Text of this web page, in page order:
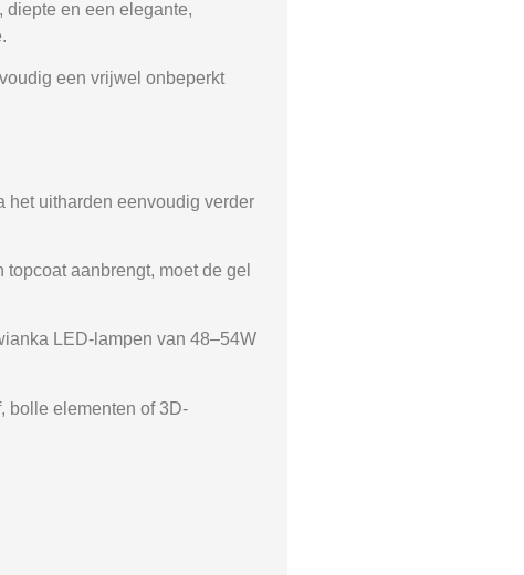
diepte en een elegante,
een vrijwel onbeperkt
het uitharden eenvoudig verder
aanbrengt, moet de gel
LED-lampen van 48–54W
bolle elementen of 3D-